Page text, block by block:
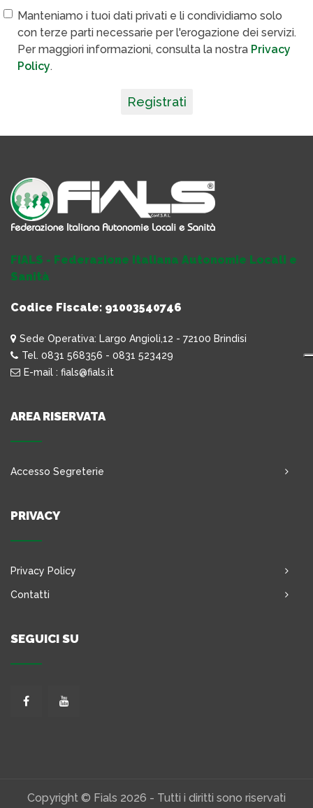
Manteniamo i tuoi dati privati e li condividiamo solo
con terze parti necessarie per l'erogazione dei servizi.
Per maggiori informazioni, consulta la nostra Privacy
Policy.
Registrati
FIALS - Federazione Italiana Autonomie Locali e
Sanità
Codice Fiscale: 91003540746
Sede Operativa: Largo Angioli,12 - 72100 Brindisi
Tel. 0831 568356 - 0831 523429
E-mail : fials@fials.it
AREA RISERVATA
Accesso Segreterie
PRIVACY
Privacy Policy
Contatti
SEGUICI SU
Copyright © Fials 2026 - Tutti i diritti sono riservati